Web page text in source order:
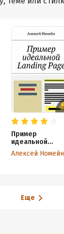
Пример
идеальной
Landing Page
Алексей Номейн
Еще